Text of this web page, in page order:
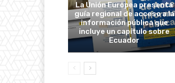
La Unión Europea presenta
guía regional de acceso a la
información pública que
incluye un capítulo sobre
Ecuador